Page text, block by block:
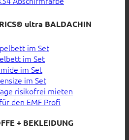
ultra BALDACHIN
im Set
im Set
im Set
im Set
risikofrei mieten
den EMF Profi
+ BEKLEIDUNG